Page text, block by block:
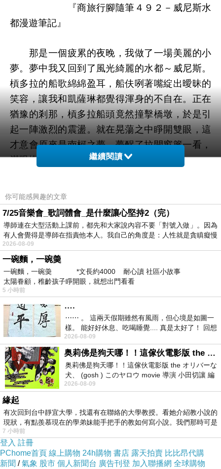
『商旅行腳隨筆４９２－威尼斯水
都漫遊筆記』
那是一個疲累的夜晚，我做了一場美麗的小
夢。夢中我又回到了風光綺麗的水都～威尼斯。
槓多拉的船歌綿綿盈耳，船伕咧著嘴綻出曖昧的
笑容，讓我和凱薩琳都覺得渾身的不自在。正在
猶豫的剎那，槓多拉船頭竟然撞擊橋墩，於是引
起一陣激烈的震盪。就在晃蕩之中睜開雙眼，這
才意會原來是南柯之夢。夢醒了拉開窗簾一看，
滿眼燦爛的陽光令我眼睛幾乎無法睜開。
我眺望著窗外景緻，心湖晃蕩著，此刻竟然興起
了跑趟義大利的念頭。心動立刻行動，電話一撥
常用之旅行社接洽，要他們幫我安排一趟南歐之
旅。說巧還是真巧，正好有一團南歐旅行團要
走。此趟行程路經德、法、義、三個國家，中間
還可駐足希臘和西班牙一夜。行程安排得不錯，
於是我請他們幫我留個位置，以便藉時同機同
行。
半個月內辦好簽證手續，距離啟程只有一天
餘裕，所以，我電話給凱薩琳行程表，希望她與
我在米蘭國際機場相見，然後一起同赴威尼斯水
都逛遊。啟程之日，首站直飛阿姆斯特丹，再轉
法蘭克福，之後轉機飛到義大利。一行廿五人順
利抵達威尼斯，旋即住進假日旅館。旅塵未解大
夥已經登上槓多拉，忙不及待的要去體會，這個
聞名遐邇之水都，所展現出來的迷人風采。
繼續閱讀
你可能感興趣的文章
7/25音樂會_歌詞體會_是什麼讓心堅持2（完）
導師連在大型活動上課前，都先和大家說內容不要「對號入做」。因為
有人會覺得是導師在指責他本人。我自己的角度是：人性就是貪瞋癡慢
2026-08-09
一碗麵，一碗羮
一碗麵，一碗羮 *文長約4000 耐心讀 社區小故事
太陽眷顧，稚齡孩子睜開眼，就想出門看看
5 小時前
….
⋯⋯ 。 這兩天假期雖然有風雨，但心境是如圖一
樣。 能好好休息、吃喝睡覺.... 真是太好了！ 回想
起來，以前根本就很難有這
2026-08-09
奥莉佛是狗天哪！！這傢伙電影版 the オリバーな犬、 (gosh ) このヤロウ movie
奥莉佛是狗天哪！！這傢伙電影版 the オリバーな
犬、 (gosh ) このヤロウ movie 導演 小田切讓 編
劇: 小田切讓 主演: 小田切讓
2026-08-09
緣起
有次回到台中靜宜大學，找還有在聯絡的大學教授。看她介紹教小說的
現狀，有點羨慕現在的學弟妹能手把手的教如何寫小說。我們那時可是
7 小時前
登入 註冊
PChome首頁 線上購物 24h購物 書店 露天拍賣 比比昂代購
新聞 /氣象 股市 個人新聞台 廣告刊登 加入聯播網 全球購物